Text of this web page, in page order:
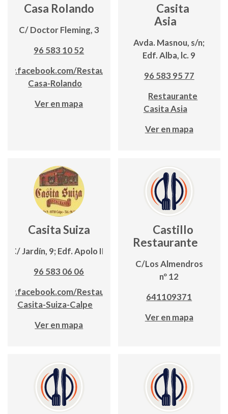
Casa Rolando
C/ Doctor Fleming, 3
96 583 10 52
Restaurante-
Casa-Rolando
Ver en mapa
Casita
Asia
Avda. Masnou, s/n;
Edf. Alba, lc. 9
96 583 95 77
Restaurante
Casita Asia
Ver en mapa
Casita Suiza
C/ Jardín, 9; Edf. Apolo III
96 583 06 06
Restaurante-
Casita-Suiza-Calpe
Ver en mapa
Castillo
Restaurante
C/Los Almendros
nº 12
641109371
Ver en mapa